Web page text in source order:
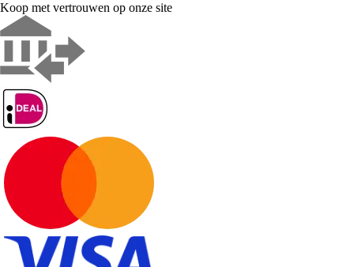
Koop met vertrouwen op onze site